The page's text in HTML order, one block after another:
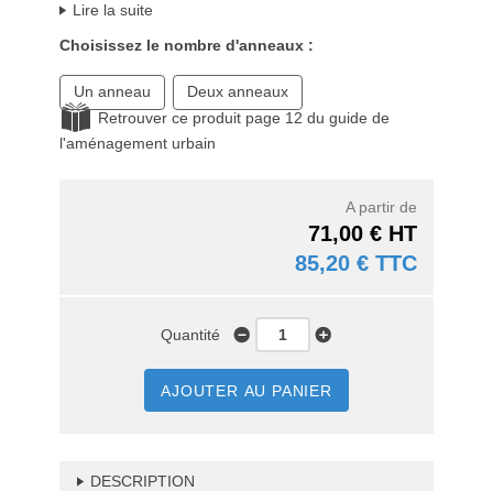
Lire la suite
Choisissez le nombre d'anneaux :
Un anneau
Deux anneaux
Retrouver ce produit page 12 du guide de
l'aménagement urbain
A partir de
71,00 € HT
85,20 € TTC
Quantité
AJOUTER AU PANIER
DESCRIPTION